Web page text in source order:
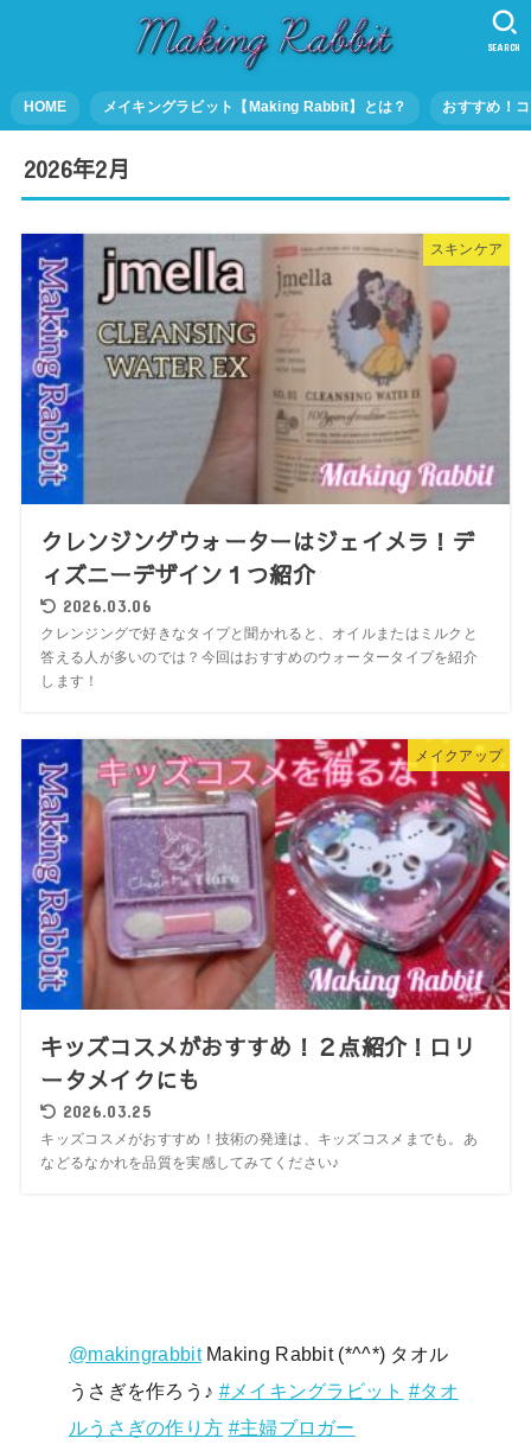
HOME メイキングラビット【Making Rabbit】とは？ おすすめ！
SEARCH
2026年2月
スキンケア
クレンジングウォーターはジェイメラ！デ
ィズニーデザイン１つ紹介
2026.03.06
クレンジングで好きなタイプと聞かれると、オイルまたはミルクと
答える人が多いのでは？今回はおすすめのウォータータイプを紹介
します！
メイクアップ
キッズコスメがおすすめ！２点紹介！ロリ
ータメイクにも
2026.03.25
キッズコスメがおすすめ！技術の発達は、キッズコスメまでも。あ
などるなかれを品質を実感してみてください♪
@makingrabbitMaking Rabbit (*^^*) タオル
うさぎを作ろう♪ #メイキングラビット #タオ
ルうさぎの作り方 #主婦ブロガー